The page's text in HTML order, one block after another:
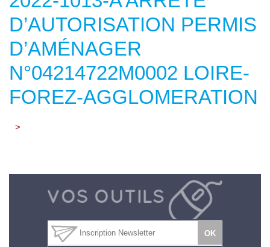
D’AUTORISATION PERMIS
D’AMÉNAGER
N°04214722M0002 LOIRE-
FOREZ-AGGLOMERATION
>